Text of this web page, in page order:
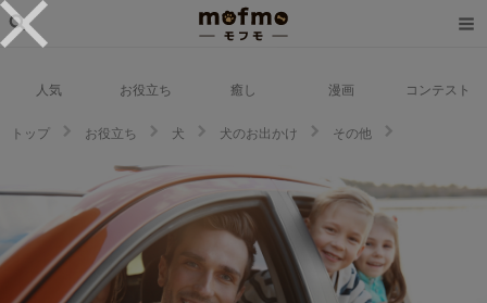
人気 お役立ち 癒し 漫画 コンテスト
トップ お役立ち 犬 犬のお出かけ
その他